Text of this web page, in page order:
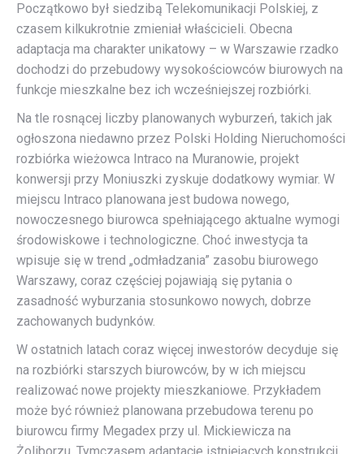
Początkowo był siedzibą Telekomunikacji Polskiej, z
czasem kilkukrotnie zmieniał właścicieli. Obecna
adaptacja ma charakter unikatowy – w Warszawie rzadko
dochodzi do przebudowy wysokościowców biurowych na
funkcje mieszkalne bez ich wcześniejszej rozbiórki.
Na tle rosnącej liczby planowanych wyburzeń, takich jak
ogłoszona niedawno przez Polski Holding Nieruchomości
rozbiórka wieżowca Intraco na Muranowie, projekt
konwersji przy Moniuszki zyskuje dodatkowy wymiar. W
miejscu Intraco planowana jest budowa nowego,
nowoczesnego biurowca spełniającego aktualne wymogi
środowiskowe i technologiczne. Choć inwestycja ta
wpisuje się w trend „odmładzania” zasobu biurowego
Warszawy, coraz częściej pojawiają się pytania o
zasadność wyburzania stosunkowo nowych, dobrze
zachowanych budynków.
W ostatnich latach coraz więcej inwestorów decyduje się
na rozbiórki starszych biurowców, by w ich miejscu
realizować nowe projekty mieszkaniowe. Przykładem
może być również planowana przebudowa terenu po
biurowcu firmy Megadex przy ul. Mickiewicza na